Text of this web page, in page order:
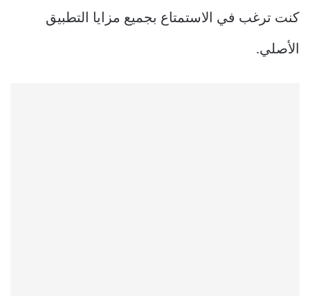
كنت ترغب في الاستمتاع بجميع مزايا التطبيق
الأصلي.